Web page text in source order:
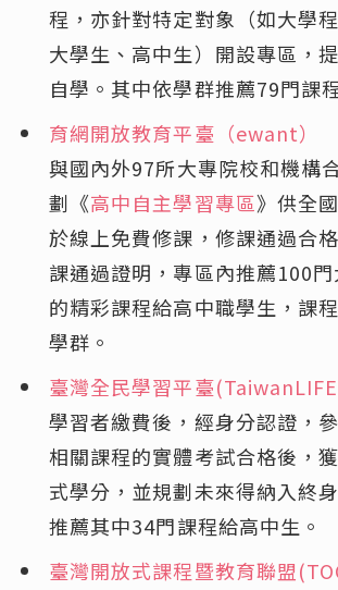
程，亦針對特定對象（如大學
大學生、高中生）開設專區，
自學。其中依學群推薦79門課
育網開放教育平臺（ewant）
與國內外97所大專院校和機構
劃《高中自主學習專區》供全
於線上免費修課，修課通過合
課通過證明，專區內推薦100
的精彩課程給高中職學生，課
學群。
臺灣全民學習平臺
學習者繳費後，經身分認證，
相關課程的實體考試合格後，
式學分，並規劃未來得納入終
推薦其中34門課程給高中生。
臺灣開放式課程暨教育聯盟